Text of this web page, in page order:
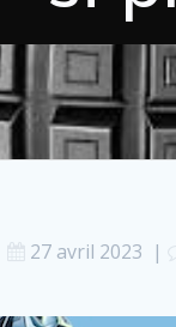
27 avril 2023 |